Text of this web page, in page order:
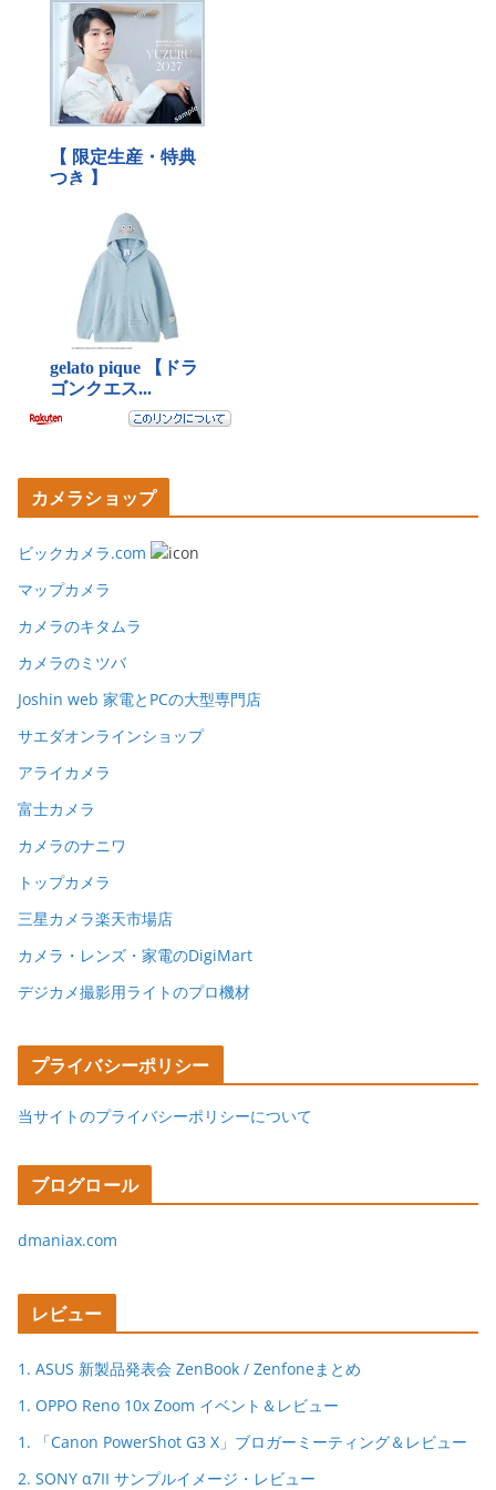
カメラショップ
ビックカメラ.com
マップカメラ
カメラのキタムラ
カメラのミツバ
Joshin web 家電とPCの大型専門店
サエダオンラインショップ
アライカメラ
富士カメラ
カメラのナニワ
トップカメラ
三星カメラ楽天市場店
カメラ・レンズ・家電のDigiMart
デジカメ撮影用ライトのプロ機材
プライバシーポリシー
当サイトのプライバシーポリシーについて
ブログロール
dmaniax.com
レビュー
1. ASUS 新製品発表会 ZenBook / Zenfoneまとめ
1. OPPO Reno 10x Zoom イベント＆レビュー
1. 「Canon PowerShot G3 X」ブロガーミーティング＆レビュー
2. SONY α7II サンプルイメージ・レビュー